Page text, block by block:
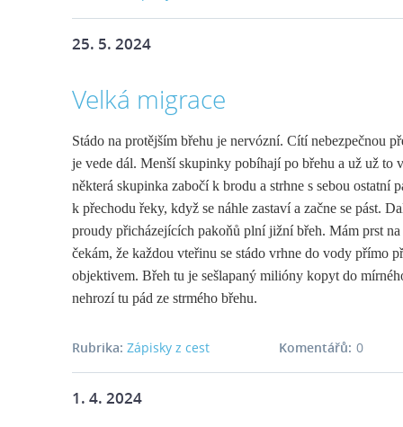
25. 5. 2024
Velká migrace
Stádo na protějším břehu je nervózní. Cítí nebezpečnou
je vede dál. Menší skupinky pobíhají po břehu a už už to
některá skupinka zabočí k brodu a strhne s sebou ostatní
k přechodu řeky, když se náhle zastaví a začne se pást.
proudy přicházejících pakoňů plní jižní břeh. Mám prst na
čekám, že každou vteřinu se stádo vrhne do vody přímo
objektivem. Břeh tu je sešlapaný milióny kopyt do
nehrozí tu pád ze strmého břehu.
Rubrika: Zápisky z cest 0
Komentářů:
1. 4. 2024